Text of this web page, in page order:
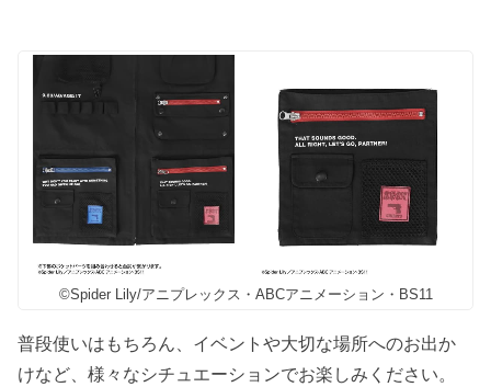
©Spider Lily/アニプレックス・ABCアニメーション・BS11
普段使いはもちろん、イベントや大切な場所へのお出か
けなど、様々なシチュエーションでお楽しみください。